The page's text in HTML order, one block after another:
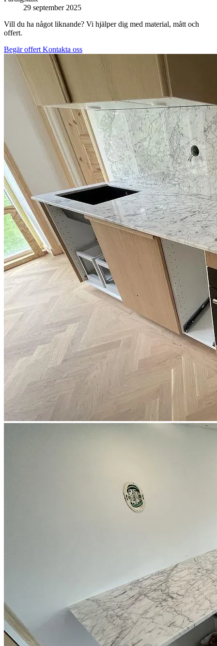
29 september 2025
Vill du ha något liknande? Vi hjälper dig med material, mått och
offert.
Begär offert Kontakta oss